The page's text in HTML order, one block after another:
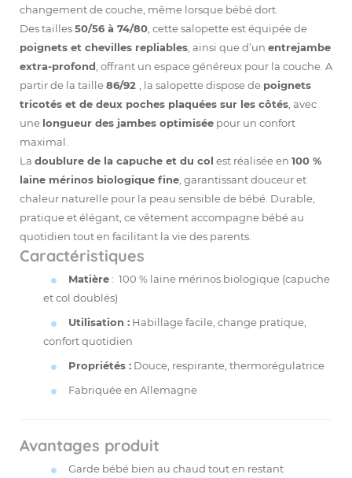
changement de couche, même lorsque bébé dort.
Des tailles50/56 à 74/80 , cette salopette est équipée de
poignets et chevilles repliables , ainsi que d’un entrejambe
extra-profond , offrant un espace généreux pour la couche. A
partir de la taille86/92 , la salopette dispose de poignets
tricotés et de deux poches plaquées sur les côtés , avec
une longueur des jambes optimisée pour un confort
maximal.
La doublure de la capuche et du col est réalisée en 100 %
laine mérinos biologique fine , garantissant douceur et
chaleur naturelle pour la peau sensible de bébé. Durable,
pratique et élégant, ce vêtement accompagne bébé au
quotidien tout en facilitant la vie des parents.
Caractéristiques
Matière : 100 % laine mérinos biologique (capuche
et col doublés)
Utilisation : Habillage facile, change pratique,
confort quotidien
Propriétés : Douce, respirante, thermorégulatrice
Fabriquée en Allemagne
Avantages produit
Garde bébé bien au chaud tout en restant